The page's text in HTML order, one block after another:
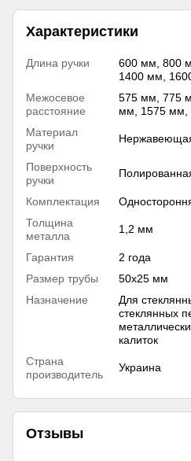
Характеристики
Длина ручки
600 мм, 800
1400 мм,
Межосевое
расстояние
575 мм, 775
мм, 1575 мм,
Материал
ручки
Поверхность
ручки
Комплектация
Толщина
металла
1,2 мм
Гарантия
2 года
Размер трубы
50х25 мм
Назначение
Для
стеклянных
калиток
Страна
производитель
Украина
Отзывы